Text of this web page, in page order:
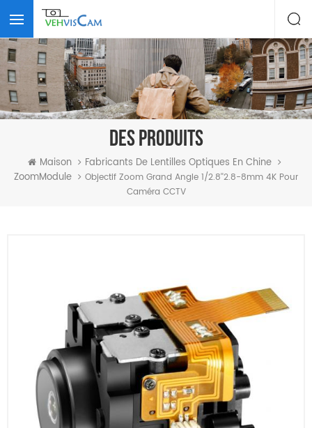
DES PRODUITS
Maison
Fabricants De Lentilles Optiques En Chine
ZoomModule
Objectif Zoom Grand Angle 1/2.8''2.8-8mm 4K Pour
Caméra CCTV